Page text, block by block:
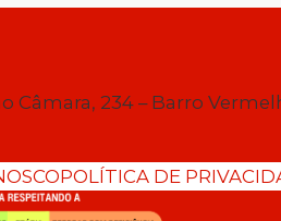
Câmara, 234 – Barro
POLÍTICA DE